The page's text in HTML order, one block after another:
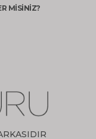
MİSİNİZ?